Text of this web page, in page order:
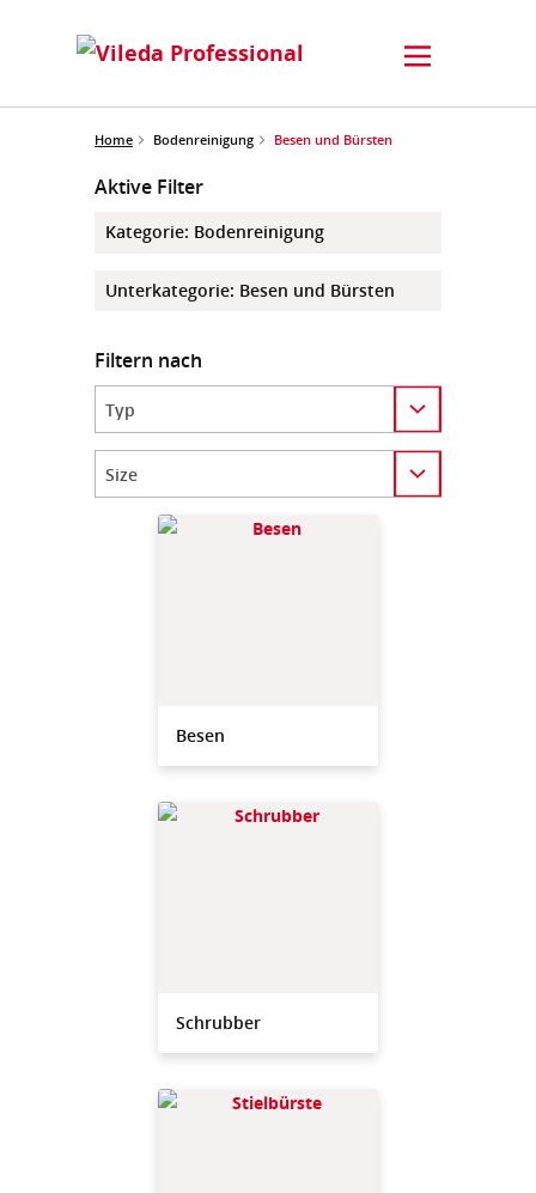
Home Bodenreinigung Besen und Bürsten
Aktive Filter
Kategorie: Bodenreinigung
Unterkategorie: Besen und Bürsten
Filtern nach
Category
Category
Besen
Schrubber